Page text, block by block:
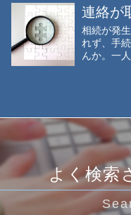
連絡が
相続が発
れず、手
んか。一
よく検索